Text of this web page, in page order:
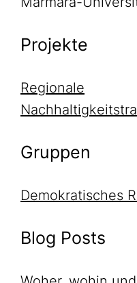
Projekte
Regionale
Gruppen
Demokratisches
Blog Posts